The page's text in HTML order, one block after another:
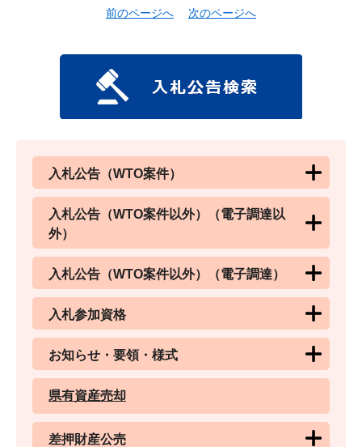
前のページへ 次のページへ
入札公告（WTO案件）
入札公告（WTO案件以外）（電子調達以
外）
入札公告（WTO案件以外）（電子調達）
入札参加資格
お知らせ・要領・様式
県有資産売却
差押財産公売